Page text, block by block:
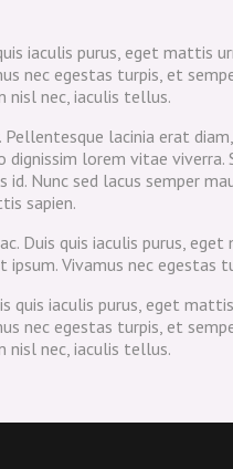
iaculis purus, eget mattis
nec egestas turpis, et
nisl nec, iaculis tellus.
lacinia erat
lorem vitae viverra.
Nunc sed lacus semper
sapien.
quis iaculis purus,
Vivamus nec egestas
iaculis purus, eget
nec egestas turpis, et
nisl nec, iaculis tellus.